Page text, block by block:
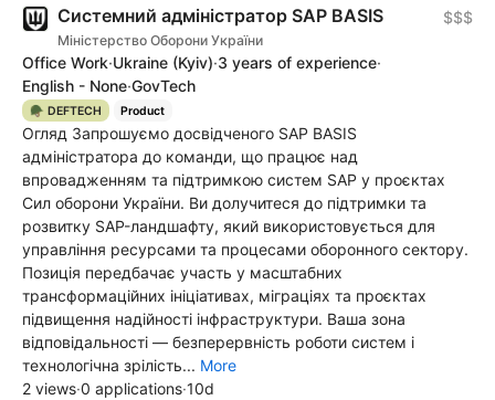
Системний адміністратор SAP BASIS
Міністерство Оборони України
$$$
Office Work·Ukraine (Kyiv)·3 years of experience·
English - None·GovTech
🪖 DEFTECH Product
Огляд Запрошуємо досвідченого SAP BASIS
адміністратора до команди, що працює над
впровадженням та підтримкою систем SAP у проєктах
Сил оборони України. Ви долучитеся до підтримки та
розвитку SAP-ландшафту, який використовується для
управління ресурсами та процесами оборонного сектору.
Позиція передбачає участь у масштабних
трансформаційних ініціативах, міграціях та проєктах
підвищення надійності інфраструктури. Ваша зона
відповідальності — безперервність роботи систем і
технологічна зрілість... More
2 views·0 applications·10d